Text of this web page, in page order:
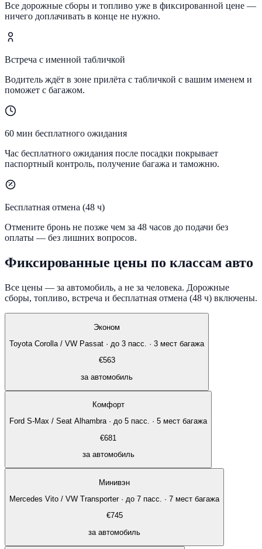
Все дорожные сборы и топливо уже в фиксированной цене —
ничего доплачивать в конце не нужно.
Встреча с именной табличкой
Водитель ждёт в зоне прилёта с табличкой с вашим именем и
поможет с багажом.
60 мин бесплатного ожидания
Час бесплатного ожидания после посадки покрывает
паспортный контроль, получение багажа и таможню.
Бесплатная отмена (48 ч)
Отмените бронь не позже чем за 48 часов до подачи без
оплаты — без лишних вопросов.
Фиксированные цены по классам авто
Все цены — за автомобиль, а не за человека. Дорожные
сборы, топливо, встреча и бесплатная отмена (48 ч) включены.
Эконом
Toyota Corolla / VW Passat · до 3 пасс. · 3 мест багажа
€563
за автомобиль
Комфорт
Ford S-Max / Seat Alhambra· до 5 пасс. · 5 мест багажа
€681
за автомобиль
Минивэн
Mercedes Vito / VW Transporter· до 7 пасс. · 7 мест багажа
€745
за автомобиль